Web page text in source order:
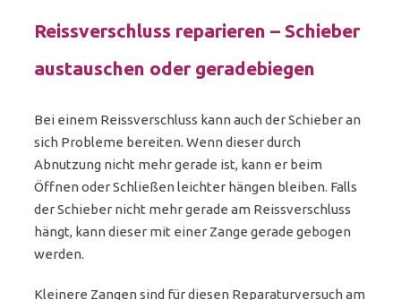
Reissverschluss reparieren – Schieber
austauschen oder geradebiegen
Bei einem Reissverschluss kann auch der Schieber an
sich Probleme bereiten. Wenn dieser durch
Abnutzung nicht mehr gerade ist, kann er beim
Öffnen oder Schließen leichter hängen bleiben. Falls
der Schieber nicht mehr gerade am Reissverschluss
hängt, kann dieser mit einer Zange gerade gebogen
werden.
Kleinere Zangen sind für diesen Reparaturversuch am